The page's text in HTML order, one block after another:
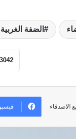
الضفة الغربية
الاصدقاء